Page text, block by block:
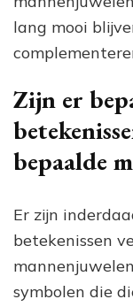
lang mooi
Zijn er
bepaalde
Er zijn
betekenissen
symbolen die